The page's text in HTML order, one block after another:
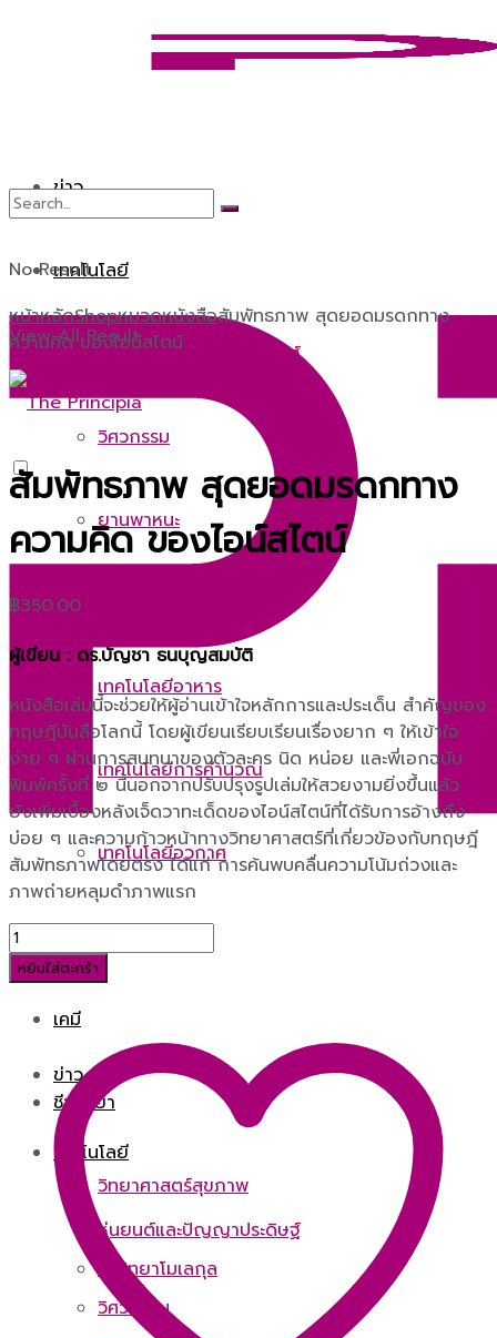
ข่าว
เทคโนโลยี
หุ่นยนต์และปัญญาประดิษฐ์
วิศวกรรม
ยานพาหนะ
เทคโนโลยีอาหาร
เทคโนโลยีการคำนวณ
เทคโนโลยีอวกาศ
เคมี
ชีววิทยา
วิทยาศาสตร์สุขภาพ
ชีววิทยาโมเลกุล
ข่าว
เทคโนโลยี
หุ่นยนต์และปัญญาประดิษฐ์
วิศวกรรม
No Result
View All Result
หน้าหลักShopหมวดหนังสือสัมพัทธภาพ สุดยอดมรดกทาง
ความคิด ของไอน์สไตน์
สัมพัทธภาพ สุดยอดมรดกทาง
ความคิด ของไอน์สไตน์
฿350.00
ผู้เขียน : ดร.บัญชา ธนบุญสมบัติ
หนังสือเล่มนี้จะช่วยให้ผู้อ่านเข้าใจหลักการและประเด็น สำคัญของ
ทฤษฎีบันลือโลกนี้ โดยผู้เขียนเรียบเรียนเรื่องยาก ๆ ให้เข้าใจ
ง่าย ๆ ผ่านการสนทนาของตัวละคร นิด หน่อย และพี่เอกฉบับ
พิมพ์ครั้งที่ ๒ นี้นอกจากปรับปรุงรูปเล่มให้สวยงามยิ่งขึ้นแล้ว
ยังเพิ่มเบื้องหลังเจ็ดวาทะเด็ดของไอน์สไตน์ที่ได้รับการอ้างถึง
บ่อย ๆ และความก้าวหน้าทางวิทยาศาสตร์ที่เกี่ยวข้องกับทฤษฎี
สัมพัทธภาพโดยตรง ได้แก่ การค้นพบคลื่นความโน้มถ่วงและ
ภาพถ่ายหลุมดำภาพแรก
จำนวน
สัม
พัทธ
ภาพ
ยอด
มรดก
ความ
หยิบใส่ตะกร้า